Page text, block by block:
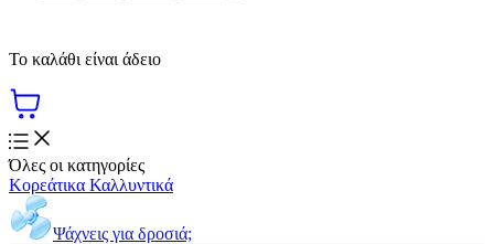
Το καλάθι είναι άδειο
Όλες οι κατηγορίες
Κορεάτικα Καλλυντικά
Ψάχνεις για δροσιά;